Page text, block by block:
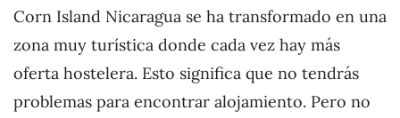
Corn Island Nicaragua se ha transformado en una
zona muy turística donde cada vez hay más
oferta hostelera. Esto significa que no tendrás
problemas para encontrar alojamiento. Pero no